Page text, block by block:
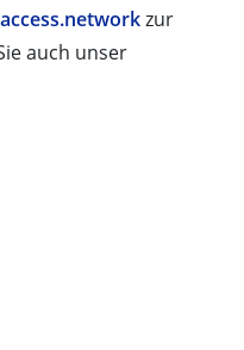
zur
auch unser